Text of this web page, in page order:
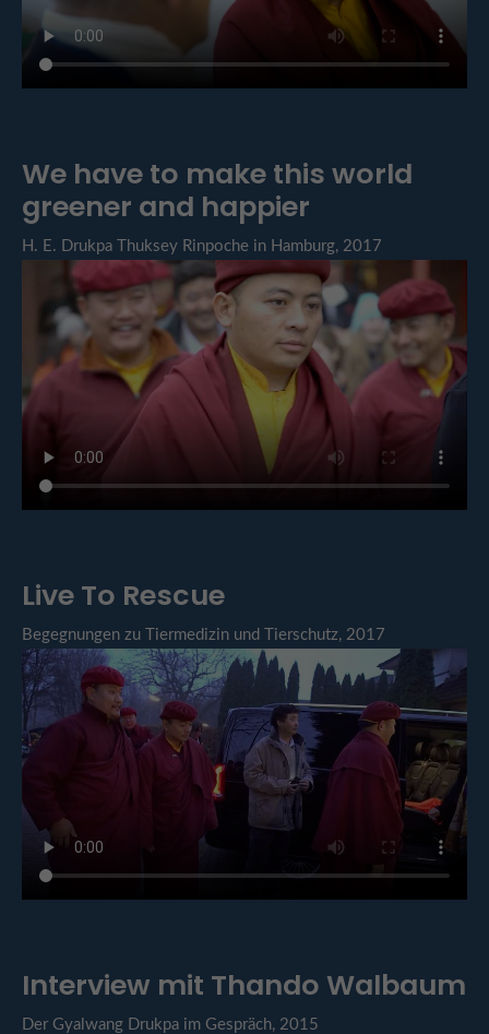
We have to make this world
greener and happier
H. E. Drukpa Thuksey Rinpoche in Hamburg, 2017
Live To Rescue
Begegnungen zu Tiermedizin und Tierschutz, 2017
Interview mit Thando Walbaum
Der Gyalwang Drukpa im Gespräch, 2015